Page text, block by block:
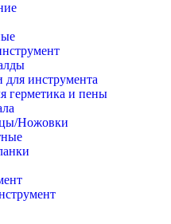
инструмента
герметика и пены
Ножовки